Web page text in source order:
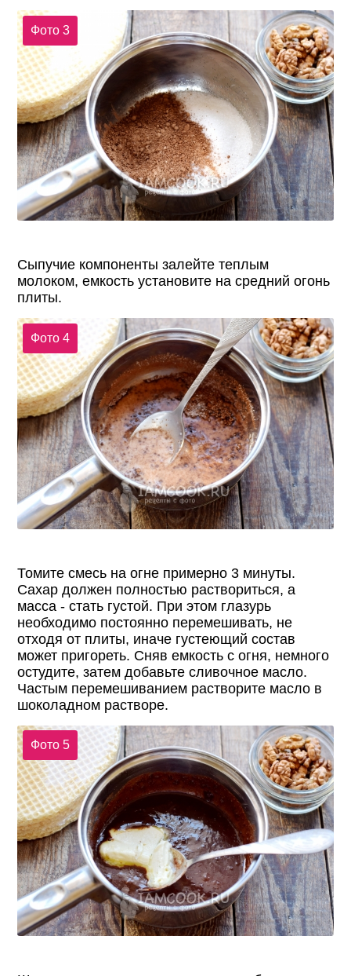
Фото 3
Сыпучие компоненты залейте теплым
молоком, емкость установите на средний огонь
плиты.
Фото 4
Томите смесь на огне примерно 3 минуты.
Сахар должен полностью раствориться, а
масса - стать густой. При этом глазурь
необходимо постоянно перемешивать, не
отходя от плиты, иначе густеющий состав
может пригореть. Сняв емкость с огня, немного
остудите, затем добавьте сливочное масло.
Частым перемешиванием растворите масло в
шоколадном растворе.
Фото 5